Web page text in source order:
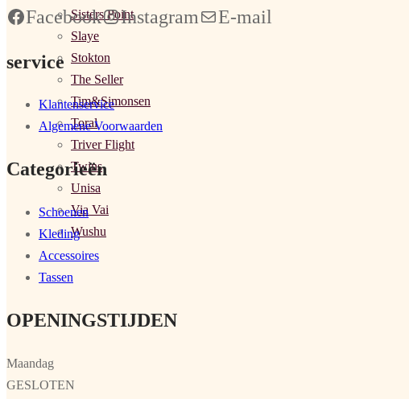
Sisters Point
Slaye
Stokton
The Seller
Tim&Simonsen
Toral
Triver Flight
Twins
Unisa
Via Vai
Wushu
Facebook Instagram E-mail
service
Klantenservice
Algemene Voorwaarden
Categorieën
Schoenen
Kleding
Accessoires
Tassen
OPENINGSTIJDEN
Maandag
GESLOTEN